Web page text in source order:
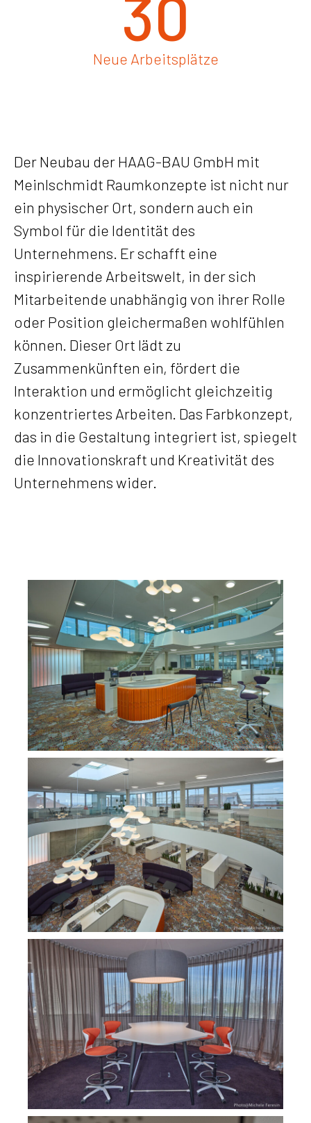
30
Neue Arbeitsplätze
Der Neubau der HAAG-BAU GmbH mit
Meinlschmidt Raumkonzepte ist nicht nur
ein physischer Ort, sondern auch ein
Symbol für die Identität des
Unternehmens. Er schafft eine
inspirierende Arbeitswelt, in der sich
Mitarbeitende unabhängig von ihrer Rolle
oder Position gleichermaßen wohlfühlen
können. Dieser Ort lädt zu
Zusammenkünften ein, fördert die
Interaktion und ermöglicht gleichzeitig
konzentriertes Arbeiten. Das Farbkonzept,
das in die Gestaltung integriert ist, spiegelt
die Innovationskraft und Kreativität des
Unternehmens wider.